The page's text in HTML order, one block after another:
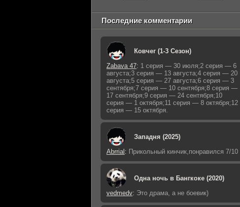
Последние комментарии
Ковчег (1-3 Сезон)
Zabava 47: 1 серия — 30 июля;2 серия — 6
августа;3 серия — 13 августа;4 серия — 20
августа;5 серия — 27 августа;6 серия — 3
сентября;7 серия — 10 сентября;8 серия —
17 сентября;9 серия — 24 сентября;10
серия — 1 октября;11 серия — 8 октября;12
серия — 15 октября.
Западня (2025)
Abrrial : Прикольный кинчик,понравился 7/10
Одна ночь в Бангкоке (2020)
vedmedv: Это драма, а не боевик)